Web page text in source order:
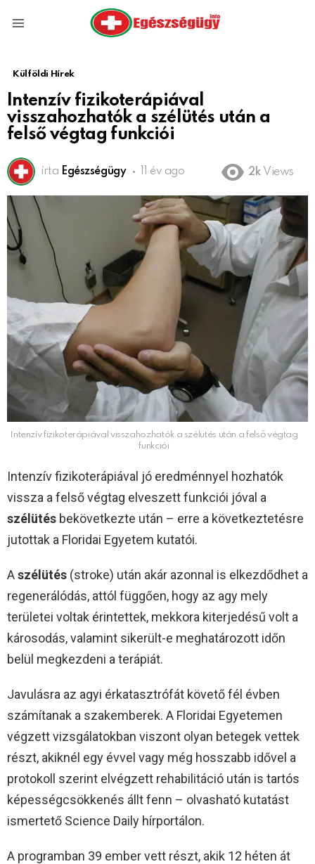
Külföldi Hírek
Intenzív fizikoterápiával
visszahozhatók a szélütés után a
felső végtag funkciói
írta Egészségügy 11 év ago 2k Views
Intenzív fizikoterápiával visszahozhatók a szélütés után a felső végtag
funkciói
Intenzív fizikoterápiával jó eredménnyel hozhatók
vissza a felső végtag elveszett funkciói jóval a
szélütés bekövetkezte után – erre a következtetésre
jutottak a Floridai Egyetem kutatói.
Aszélütés (stroke) után akár azonnal is elkezdődhet a
regenerálódás, attól függően, hogy az agy mely
területei voltak érintettek, mekkora kiterjedésű volt a
károsodás, valamint sikerült-e meghatározott időn
belül megkezdeni a terápiát.
Javulásra az agyi érkatasztrófát követő fél évben
számítanak a szakemberek. A Floridai Egyetemen
végzett vizsgálatokban viszont olyan betegek vettek
részt, akiknél egy évvel vagy még hosszabb idővel a
protokoll szerint elvégzett rehabilitáció után is tartós
képességcsökkenés állt fenn – olvasható kutatást
ismertető Science Daily hírportálon.
A programban 39 ember vett részt, akik 12 héten át